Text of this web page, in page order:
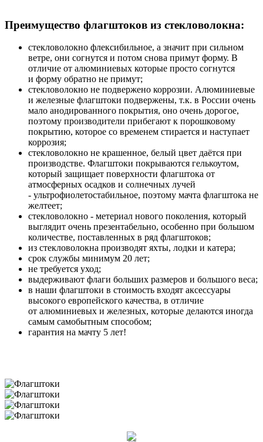
Преимущество флагштоков из стекловолокна:
стекловолокно флексибильное, а значит при сильном
ветре, они согнутся и потом снова примут форму. В
отличие от алюминиевых которые просто согнутся
и форму обратно не примут;
стекловолокно не подвержено коррозии. Алюминиевые
и железные флагштоки подвержены, т.к. в России очень
мало анодированного покрытия, оно очень дорогое,
поэтому производители прибегают к порошковому
покрытию, которое со временем стирается и наступает
коррозия;
стекловолокно не крашенное, белый цвет даётся при
производстве. Флагштоки покрываются гелькоутом,
который защищает поверхности флагштока от
атмосферных осадков и солнечных лучей
- ультрофиолетостабильное, поэтому мачта флагштока не
желтеет;
стекловолокно - метериал нового поколения, который
выглядит очень презентабельно, особенно при большом
количестве, поставленных в ряд флагштоков;
из стекловолокна производят яхты, лодки и катера;
срок службы минимум 20 лет;
не требуется уход;
выдерживают флаги больших размеров и большого веса;
в наши флагштоки в стоимость входят аксессуары
высокого европейского качества, в отличие
от алюминиевых и железных, которые делаются иногда
самым самобытным способом;
гарантия на мачту 5 лет!